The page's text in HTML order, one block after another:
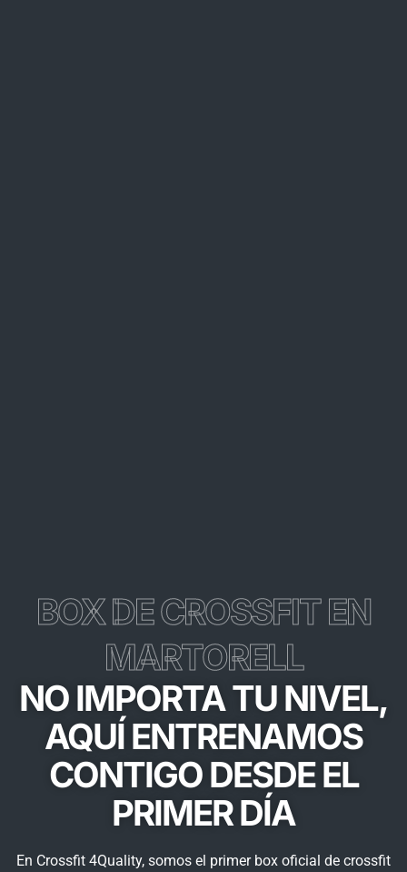
BOX DE CROSSFIT EN
MARTORELL
NO IMPORTA TU NIVEL,
AQUÍ ENTRENAMOS
CONTIGO DESDE EL
PRIMER DÍA
En Crossfit 4Quality, somos el primer box oficial de crossfit